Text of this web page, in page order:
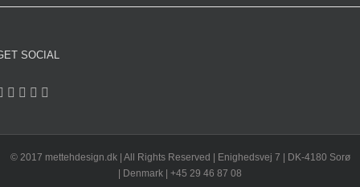
SOCIAL
© 2017 mettehdesign.dk | All Rights Reserved | Enighedsvej 7 | DK-4180 Sorø
| Denmark | +45 29 46 87 08